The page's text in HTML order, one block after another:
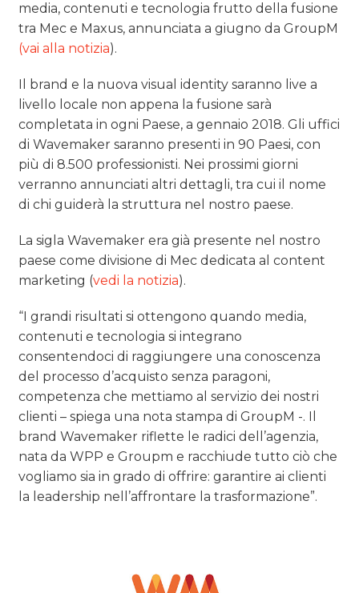
OPINIONI
media, contenuti e tecnologia frutto della fusione
tra Mec e Maxus, annunciata a giugno da GroupM
(vai alla notizia).
Il brand e la nuova visual identity saranno live a
livello locale non appena la fusione sarà
completata in ogni Paese, a gennaio 2018. Gli uffici
di Wavemaker saranno presenti in 90 Paesi, con
più di 8.500 professionisti. Nei prossimi giorni
verranno annunciati altri dettagli, tra cui il nome
di chi guiderà la struttura nel nostro paese.
La sigla Wavemaker era già presente nel nostro
paese come divisione di Mec dedicata al content
marketing (vedi la notizia).
“I grandi risultati si ottengono quando media,
contenuti e tecnologia si integrano
consentendoci di raggiungere una conoscenza
del processo d’acquisto senza paragoni,
competenza che mettiamo al servizio dei nostri
clienti – spiega una nota stampa di GroupM -. Il
brand Wavemaker riflette le radici dell’agenzia,
nata da WPP e Groupm e racchiude tutto ciò che
vogliamo sia in grado di offrire: garantire ai clienti
la leadership nell’affrontare la trasformazione”.